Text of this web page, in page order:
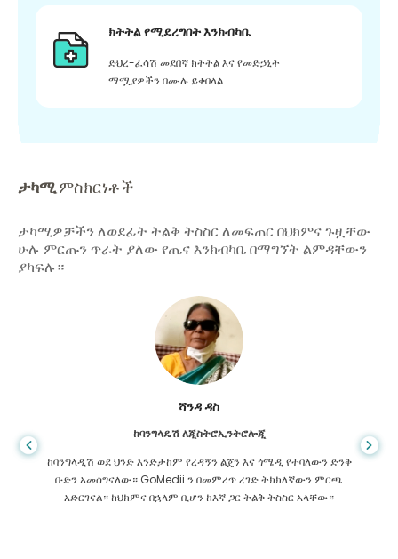
ክትትል የሚደረግበት እንክብካቤ
ድህረ-ፈሳሽ መደበኛ ክትትል እና የመድኃኒት
ማሟያዎችን በሙሉ ይቀበላል
ታካሚምስክርነቶች
ታካሚዎቻችን ለወደፊት ትልቅ ትስስር ለመፍጠር በህክምና ጉዟቸው
ሁሉ ምርጡን ጥራት ያለው የጤና እንክብካቤ በማግኘት ልምዳቸውን
ያካፍሉ።
ሻንዳ ዳስ
ከባንግላዴሽ ለጂስትሮኢንትሮሎጂ
ከባንግላዲሽ ወደ ህንድ እንድታከም የረዳኝን ልጄን እና ጎሜዲ የተባለውን ድንቅ
ቡድን አመሰግናለው። GoMedii ን በመምረጥ ረገድ ትክክለኛውን ምርጫ
አድርገናል። ከህክምና በኋላም ቢሆን ከእኛ ጋር ትልቅ ትስስር አላቸው።